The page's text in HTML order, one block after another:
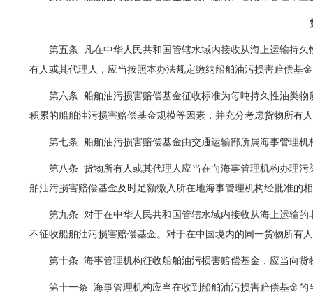
第五条
凡在中华人民共和国管辖水域内接收从海上运输持
有人或其代理人，应当按照本办法规定缴纳船舶油污损害赔偿基
第六条
船舶油污损害赔偿基金征收标准为每吨持久性油类物
积累的船舶油污损害赔偿基金规模等因素，并充分考虑货物所有
第七条 船舶油污损害赔偿基金由交通运输部所属海事管理
第八条
货物所有人或其代理人应当在向海事管理机构办理
舶油污损害赔偿基金及时足额缴入所在地海事管理机构经批准的
第九条
对于在中华人民共和国管辖水域内接收从海上运输
不征收船舶油污损害赔偿基金。对于在中国境内的同一货物所有
第十条 海事管理机构征收船舶油污损害赔偿基金，应当向
第十一条
海事管理机构应当在收到船舶油污损害赔偿基金